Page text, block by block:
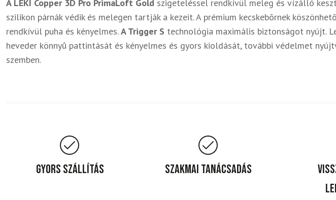
A LEKI Copper 3D Pro PrimaLoft Gold szigeteléssel rendkívül meleg és vízálló
szilikon párnák védik és melegen tartják a kezeit. A prémium kecskebõrnek
rendkívül puha és kényelmes.A Trigger S technológia maximális biztonságot nyújt.
heveder könnyû pattintását és kényelmes és gyors kioldását, további védelmet
szemben.
Gyors szállítás Szakmai tanácsadás